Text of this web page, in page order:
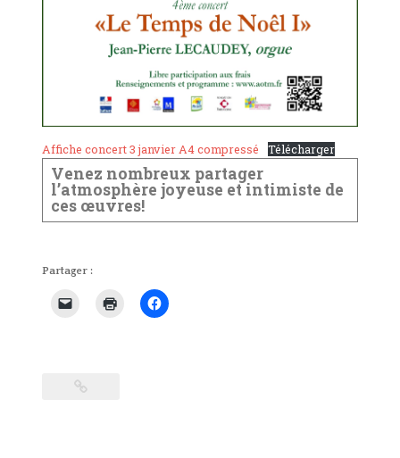
Affiche concert 3 janvier A4 compressé Télécharger
Venez nombreux partager
l’atmosphère joyeuse et intimiste de
ces œuvres!
Partager :